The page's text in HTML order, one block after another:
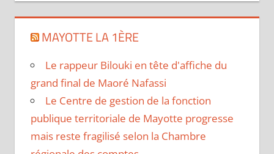
MAYOTTE LA 1ÈRE
Le rappeur Bilouki en tête d'affiche du
grand final de Maoré Nafassi
Le Centre de gestion de la fonction
publique territoriale de Mayotte progresse
mais reste fragilisé selon la Chambre